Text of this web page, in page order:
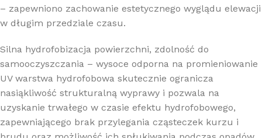
– zapewniono zachowanie estetycznego wyglądu elewacji
w długim przedziale czasu.
Silna hydrofobizacja powierzchni, zdolność do
samooczyszczania – wysoce odporna na promieniowanie
UV warstwa hydrofobowa skutecznie ogranicza
nasiąkliwość strukturalną wyprawy i pozwala na
uzyskanie trwałego w czasie efektu hydrofobowego,
zapewniającego brak przylegania cząsteczek kurzu i